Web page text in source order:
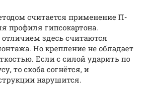
считается применение П-
профиля гипсокартона.
здесь считаются
Но крепление не обладает
Если с силой ударить по
то скоба согнётся, и
нарушится.